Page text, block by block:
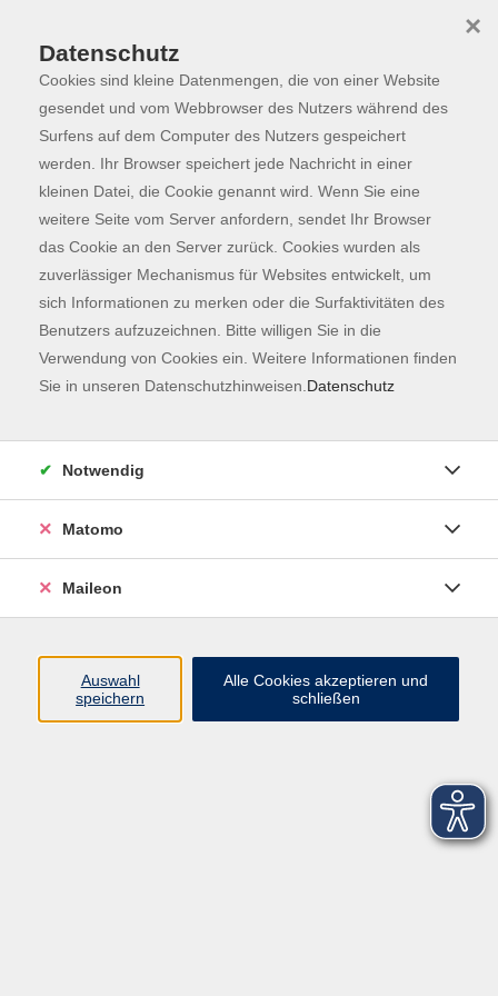
Skip to main content
Programm
Der Kurs konnte nicht gefunden werden.
Kontaktformular
Impressum
AGB
Datenschutzerklärung
Datenschutz
Cookies sind kleine Datenmengen, die von einer Website
gesendet und vom Webbrowser des Nutzers während des
Surfens auf dem Computer des Nutzers gespeichert
werden. Ihr Browser speichert jede Nachricht in einer
kleinen Datei, die Cookie genannt wird. Wenn Sie eine
weitere Seite vom Server anfordern, sendet Ihr Browser
das Cookie an den Server zurück. Cookies wurden als
zuverlässiger Mechanismus für Websites entwickelt, um
sich Informationen zu merken oder die Surfaktivitäten des
Benutzers aufzuzeichnen. Bitte willigen Sie in die
Verwendung von Cookies ein. Weitere Informationen finden
Sie in unseren Datenschutzhinweisen. Datenschutz
×
Notwendig
Matomo
Maileon
Auswahl
speichern
Alle Cookies akzeptieren und
schließen